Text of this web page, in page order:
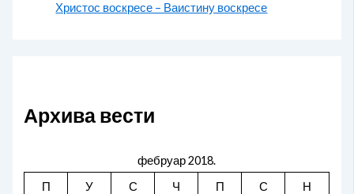
Христос воскресе – Ваистину воскресе
Архива вести
фебруар 2018.
П
У С Ч П С Н